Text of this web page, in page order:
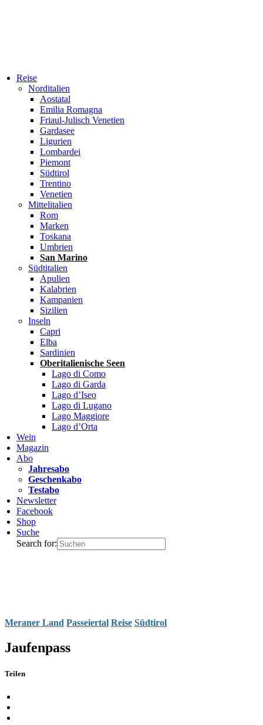
Reise
Norditalien
Aostatal
Emilia Romagna
Friaul-Julisch Venetien
Gardasee
Ligurien
Lombardei
Piemont
Südtirol
Trentino
Venetien
Mittelitalien
Rom
Marken
Toskana
Umbrien
San Marino
Südtitalien
Apulien
Kalabrien
Kampanien
Sizilien
Inseln
Capri
Elba
Sardinien
Oberitalienische Seen
Lago di Como
Lago di Garda
Lago d’Iseo
Lago di Lugano
Lago Maggiore
Lago d’Orta
Wein
Magazin
Abo
Jahresabo
Geschenkabo
Testabo
Newsletter
Facebook
Shop
Suche
Search for:
Meraner Land Passeiertal Reise Südtirol
Jaufenpass
Teilen